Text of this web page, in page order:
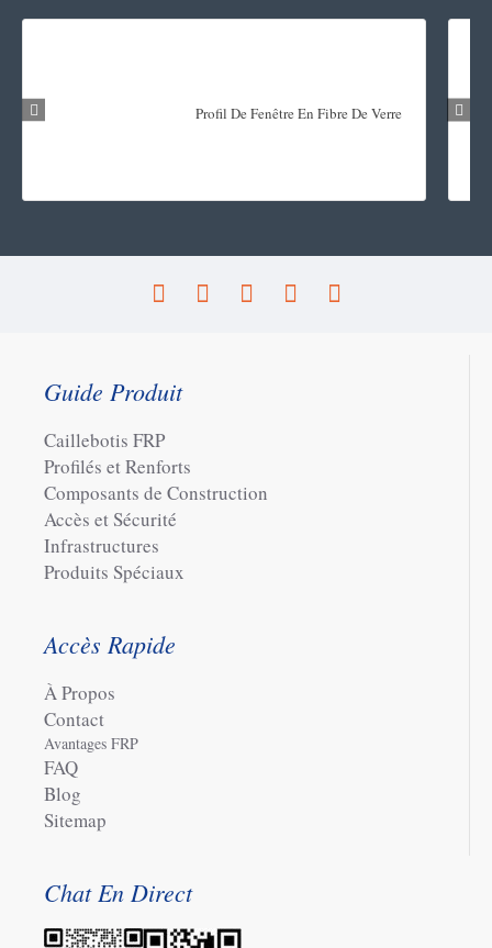
Profil De Fenêtre En Fibre De Verre
Guide Produit
Caillebotis FRP
Profilés et Renforts
Composants de Construction
Accès et Sécurité
Infrastructures
Produits Spéciaux
Accès Rapide
À Propos
Contact
Avantages FRP
FAQ
Blog
Sitemap
Chat En Direct